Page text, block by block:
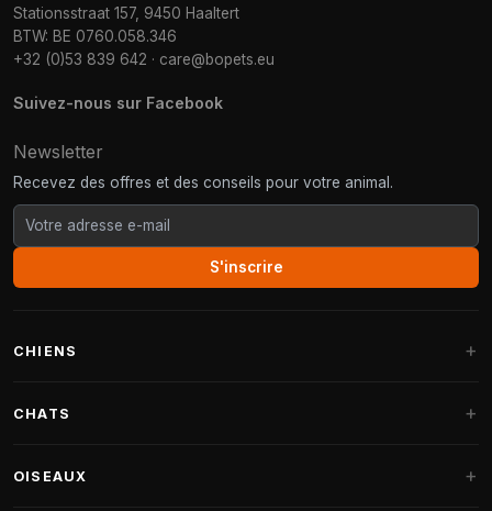
Stationsstraat 157, 9450 Haaltert
BTW: BE 0760.058.346
+32 (0)53 839 642 · care@bopets.eu
Suivez-nous sur Facebook
Newsletter
Recevez des offres et des conseils pour votre animal.
S'inscrire
CHIENS
Paniers Fantail
CHATS
OISEAUX